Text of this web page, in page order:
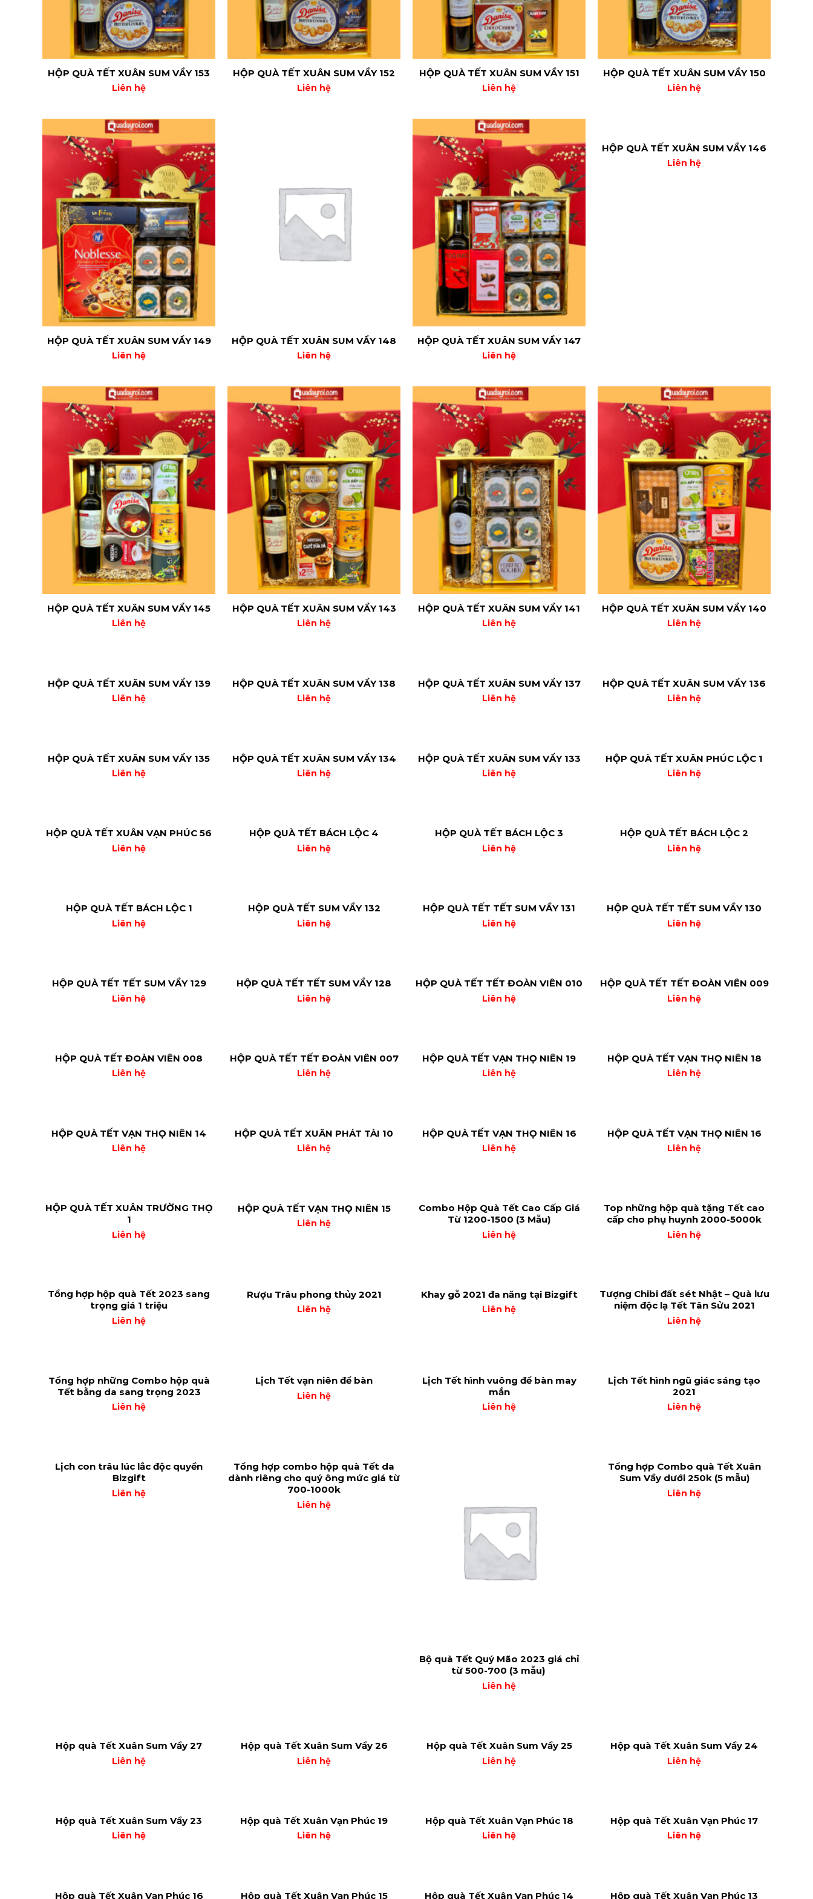
HỘP QUÀ TẾT XUÂN SUM VẦY 153
Liên hệ
HỘP QUÀ TẾT XUÂN SUM VẦY 152
Liên hệ
HỘP QUÀ TẾT XUÂN SUM VẦY 151
Liên hệ
HỘP QUÀ TẾT XUÂN SUM VẦY 150
Liên hệ
HỘP QUÀ TẾT XUÂN SUM VẦY 149
Liên hệ
HỘP QUÀ TẾT XUÂN SUM VẦY 148
Liên hệ
HỘP QUÀ TẾT XUÂN SUM VẦY 147
Liên hệ
HỘP QUÀ TẾT XUÂN SUM VẦY 146
Liên hệ
HỘP QUÀ TẾT XUÂN SUM VẦY 145
Liên hệ
HỘP QUÀ TẾT XUÂN SUM VẦY 143
Liên hệ
HỘP QUÀ TẾT XUÂN SUM VẦY 141
Liên hệ
HỘP QUÀ TẾT XUÂN SUM VẦY 140
Liên hệ
HỘP QUÀ TẾT XUÂN SUM VẦY 139
Liên hệ
HỘP QUÀ TẾT XUÂN SUM VẦY 138
Liên hệ
HỘP QUÀ TẾT XUÂN SUM VẦY 137
Liên hệ
HỘP QUÀ TẾT XUÂN SUM VẦY 136
Liên hệ
HỘP QUÀ TẾT XUÂN SUM VẦY 135
Liên hệ
HỘP QUÀ TẾT XUÂN SUM VẦY 134
Liên hệ
HỘP QUÀ TẾT XUÂN SUM VẦY 133
Liên hệ
HỘP QUÀ TẾT XUÂN PHÚC LỘC 1
Liên hệ
HỘP QUÀ TẾT XUÂN VẠN PHÚC 56
Liên hệ
HỘP QUÀ TẾT BÁCH LỘC 4
Liên hệ
HỘP QUÀ TẾT BÁCH LỘC 3
Liên hệ
HỘP QUÀ TẾT BÁCH LỘC 2
Liên hệ
HỘP QUÀ TẾT BÁCH LỘC 1
Liên hệ
HỘP QUÀ TẾT SUM VẦY 132
Liên hệ
HỘP QUÀ TẾT TẾT SUM VẦY 131
Liên hệ
HỘP QUÀ TẾT TẾT SUM VẦY 130
Liên hệ
HỘP QUÀ TẾT TẾT SUM VẦY 129
Liên hệ
HỘP QUÀ TẾT TẾT SUM VẦY 128
Liên hệ
HỘP QUÀ TẾT TẾT ĐOÀN VIÊN 010
Liên hệ
HỘP QUÀ TẾT TẾT ĐOÀN VIÊN 009
Liên hệ
HỘP QUÀ TẾT ĐOÀN VIÊN 008
Liên hệ
HỘP QUÀ TẾT TẾT ĐOÀN VIÊN 007
Liên hệ
HỘP QUÀ TẾT VẠN THỌ NIÊN 19
Liên hệ
HỘP QUÀ TẾT VẠN THỌ NIÊN 18
Liên hệ
HỘP QUÀ TẾT VẠN THỌ NIÊN 14
Liên hệ
HỘP QUÀ TẾT XUÂN PHÁT TÀI 10
Liên hệ
HỘP QUÀ TẾT VẠN THỌ NIÊN 16
Liên hệ
HỘP QUÀ TẾT VẠN THỌ NIÊN 16
Liên hệ
HỘP QUÀ TẾT XUÂN TRƯỜNG THỌ
1
Liên hệ
HỘP QUÀ TẾT VẠN THỌ NIÊN 15
Liên hệ
Combo Hộp Quà Tết Cao Cấp Giá
Từ 1200-1500 (3 Mẫu)
Liên hệ
Top những hộp quà tặng Tết cao
cấp cho phụ huynh 2000-5000k
Liên hệ
Tổng hợp hộp quà Tết 2023 sang
trọng giá 1 triệu
Liên hệ
Rượu Trâu phong thủy 2021
Liên hệ
Khay gỗ 2021 đa năng tại Bizgift
Liên hệ
Tượng Chibi đất sét Nhật – Quà lưu
niệm độc lạ Tết Tân Sửu 2021
Liên hệ
Tổng hợp những Combo hộp quà
Tết bằng da sang trọng 2023
Liên hệ
Lịch Tết vạn niên để bàn
Liên hệ
Lịch Tết hình vuông để bàn may
mắn
Liên hệ
Lịch Tết hình ngũ giác sáng tạo
2021
Liên hệ
Lịch con trâu lúc lắc độc quyền
Bizgift
Liên hệ
Tổng hợp combo hộp quà Tết da
dành riêng cho quý ông mức giá từ
700-1000k
Liên hệ
Bộ quà Tết Quý Mão 2023 giá chỉ
từ 500-700 (3 mẫu)
Liên hệ
Tổng hợp Combo quà Tết Xuân
Sum Vầy dưới 250k (5 mẫu)
Liên hệ
Hộp quà Tết Xuân Sum Vầy 27
Liên hệ
Hộp quà Tết Xuân Sum Vầy 26
Liên hệ
Hộp quà Tết Xuân Sum Vầy 25
Liên hệ
Hộp quà Tết Xuân Sum Vầy 24
Liên hệ
Hộp quà Tết Xuân Sum Vầy 23
Liên hệ
Hộp quà Tết Xuân Vạn Phúc 19
Liên hệ
Hộp quà Tết Xuân Vạn Phúc 18
Liên hệ
Hộp quà Tết Xuân Vạn Phúc 17
Liên hệ
Hộp quà Tết Xuân Vạn Phúc 16 Hộp quà Tết Xuân Vạn Phúc 15 Hộp quà Tết Xuân Vạn Phúc 14 Hộp quà Tết Xuân Vạn Phúc 13